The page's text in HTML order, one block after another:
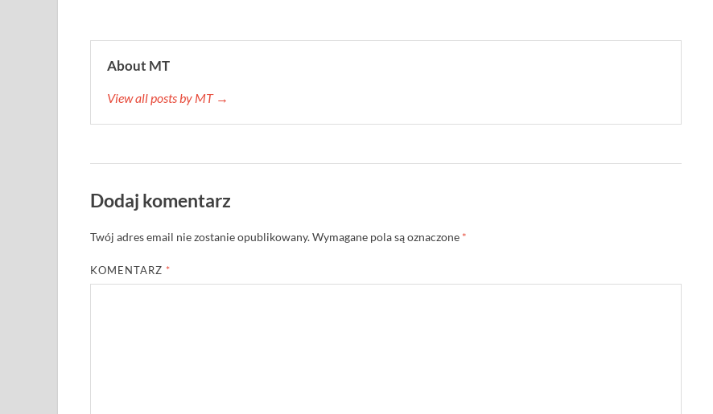
About MT
View all posts by MT →
Dodaj komentarz
Twój adres email nie zostanie opublikowany.Wymagane pola są oznaczone *
KOMENTARZ *